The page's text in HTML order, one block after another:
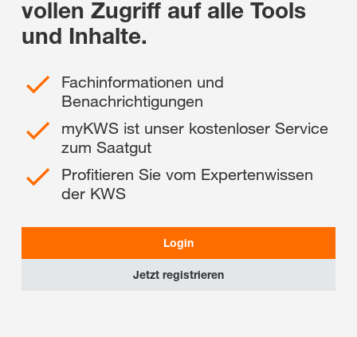
vollen Zugriff auf alle Tools
und Inhalte.
Fachinformationen und
Benachrichtigungen
myKWS ist unser kostenloser Service
zum Saatgut
Profitieren Sie vom Expertenwissen
der KWS
Login
Jetzt registrieren